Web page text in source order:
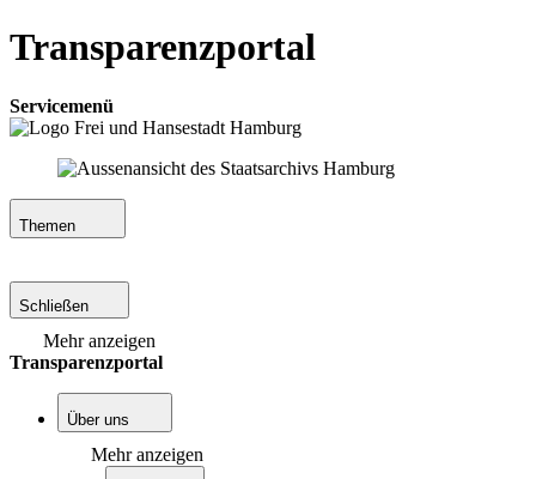
Transparenzportal
Servicemenü
Themen
Schließen
Mehr anzeigen
Transparenzportal
Über uns
Mehr anzeigen